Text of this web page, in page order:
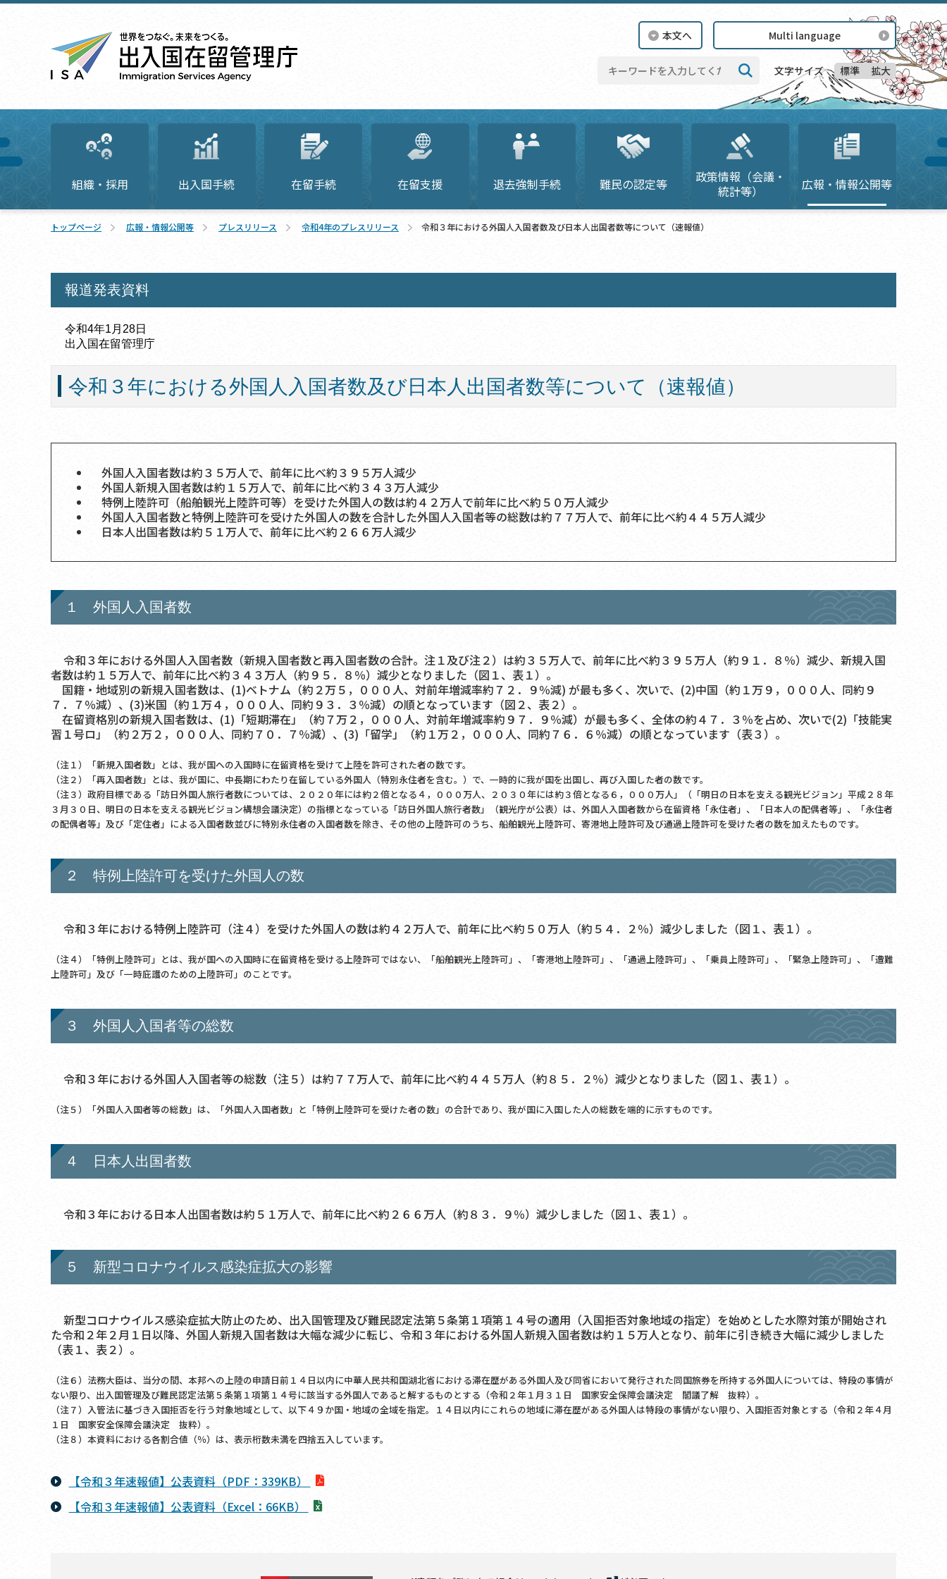
本文へ Multi language
検索 文字サイズ 標準 拡大
組織・採用 出入国手続 在留手続 在留支援 退去強制手続 難民の認定等
政策情報（会議・
統計等）
広報・情報公開等
トップページ 広報・情報公開等 プレスリリース 令和4年のプレスリリース 令和３年における外国人入国者数及び日本人出国者数等について（速報値）
報道発表資料
令和4年1月28日
出入国在留管理庁
令和３年における外国人入国者数及び日本人出国者数等について（速報値）
外国人入国者数は約３５万人で、前年に比べ約３９５万人減少
外国人新規入国者数は約１５万人で、前年に比べ約３４３万人減少
特例上陸許可（船舶観光上陸許可等）を受けた外国人の数は約４２万人で前年に比べ約５０万人減少
外国人入国者数と特例上陸許可を受けた外国人の数を合計した外国人入国者等の総数は約７７万人で、前年に比べ約４４５万人減少
日本人出国者数は約５１万人で、前年に比べ約２６６万人減少
１ 外国人入国者数
令和３年における外国人入国者数（新規入国者数と再入国者数の合計。注１及び注２）は約３５万人で、前年に比べ約３９５万人（約９１．８％）減少、新規入国
者数は約１５万人で、前年に比べ約３４３万人（約９５．８％）減少となりました（図１、表１）。
国籍・地域別の新規入国者数は、(1)ベトナム（約２万５，０００人、対前年増減率約７２．９％減) が最も多く、次いで、(2)中国（約１万９，０００人、同約９
７．７％減）、(3)米国（約１万４，０００人、同約９３．３％減）の順となっています（図２、表２）。
在留資格別の新規入国者数は、(1)「短期滞在」（約７万２，０００人、対前年増減率約９７．９％減）が最も多く、全体の約４７．３％を占め、次いで(2)「技能実
習１号ロ」（約２万２，０００人、同約７０．７％減）、(3)「留学」（約１万２，０００人、同約７６．６％減）の順となっています（表３）。
（注１）「新規入国者数」とは、我が国への入国時に在留資格を受けて上陸を許可された者の数です。
（注２）「再入国者数」とは、我が国に、中長期にわたり在留している外国人（特別永住者を含む。）で、一時的に我が国を出国し、再び入国した者の数です。
（注３）政府目標である「訪日外国人旅行者数については、２０２０年には約２倍となる４，０００万人、２０３０年には約３倍となる６，０００万人」（「明日の日本を支える観光ビジョン」平成２８年
３月３０日、明日の日本を支える観光ビジョン構想会議決定）の指標となっている「訪日外国人旅行者数」（観光庁が公表）は、外国人入国者数から在留資格「永住者」、「日本人の配偶者等」、「永住者
の配偶者等」及び「定住者」による入国者数並びに特別永住者の入国者数を除き、その他の上陸許可のうち、船舶観光上陸許可、寄港地上陸許可及び通過上陸許可を受けた者の数を加えたものです。
２ 特例上陸許可を受けた外国人の数
令和３年における特例上陸許可（注４）を受けた外国人の数は約４２万人で、前年に比べ約５０万人（約５４．２％）減少しました（図１、表１）。
（注４）「特例上陸許可」とは、我が国への入国時に在留資格を受ける上陸許可ではない、「船舶観光上陸許可」、「寄港地上陸許可」、「通過上陸許可」、「乗員上陸許可」、「緊急上陸許可」、「遭難
上陸許可」及び「一時庇護のための上陸許可」のことです。
３ 外国人入国者等の総数
令和３年における外国人入国者等の総数（注５）は約７７万人で、前年に比べ約４４５万人（約８５．２％）減少となりました（図１、表１）。
（注５）「外国人入国者等の総数」は、「外国人入国者数」と「特例上陸許可を受けた者の数」の合計であり、我が国に入国した人の総数を端的に示すものです。
４ 日本人出国者数
令和３年における日本人出国者数は約５１万人で、前年に比べ約２６６万人（約８３．９％）減少しました（図１、表１）。
５ 新型コロナウイルス感染症拡大の影響
新型コロナウイルス感染症拡大防止のため、出入国管理及び難民認定法第５条第１項第１４号の適用（入国拒否対象地域の指定）を始めとした水際対策が開始され
た令和２年２月１日以降、外国人新規入国者数は大幅な減少に転じ、令和３年における外国人新規入国者数は約１５万人となり、前年に引き続き大幅に減少しました
（表１、表２）。
（注６）法務大臣は、当分の間、本邦への上陸の申請日前１４日以内に中華人民共和国湖北省における滞在歴がある外国人及び同省において発行された同国旅券を所持する外国人については、特段の事情が
ない限り、出入国管理及び難民認定法第５条第１項第１４号に該当する外国人であると解するものとする（令和２年１月３１日 国家安全保障会議決定 閣議了解 抜粋）。
（注７）入管法に基づき入国拒否を行う対象地域として、以下４９か国・地域の全域を指定。１４日以内にこれらの地域に滞在歴がある外国人は特段の事情がない限り、入国拒否対象とする（令和２年４月
１日 国家安全保障会議決定 抜粋）。
（注８）本資料における各割合値（％）は、表示桁数未満を四捨五入しています。
【令和３年速報値】公表資料（PDF：339KB）
【令和３年速報値】公表資料（Excel：66KB）